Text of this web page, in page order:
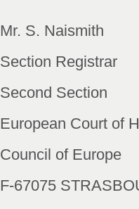
Mr. S. Naismith
Section Registrar
Second Section
European Court of
Council of Europe
F-67075